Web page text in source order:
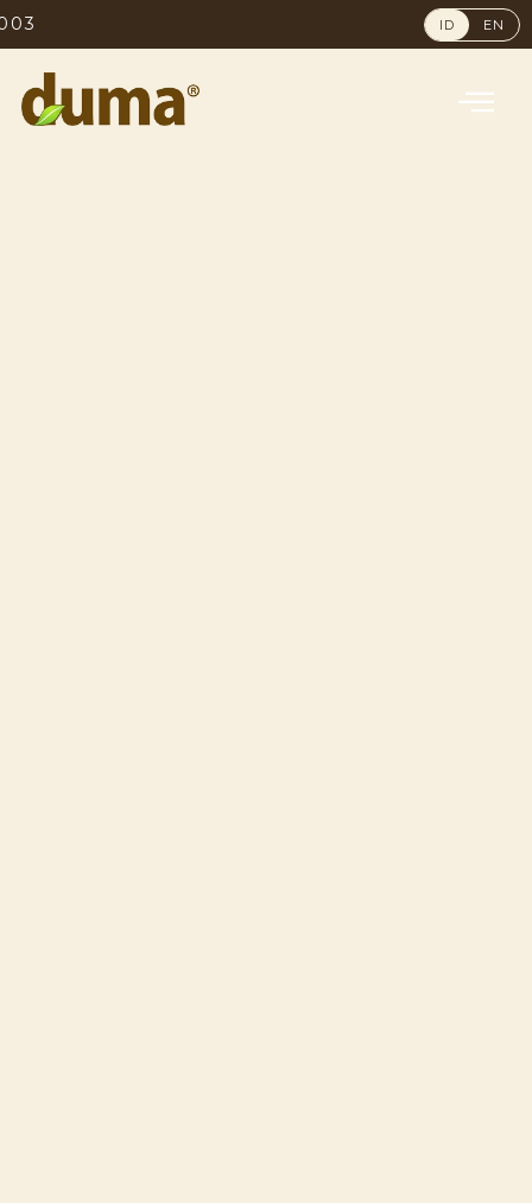
NO. 1 MOST
ID EN